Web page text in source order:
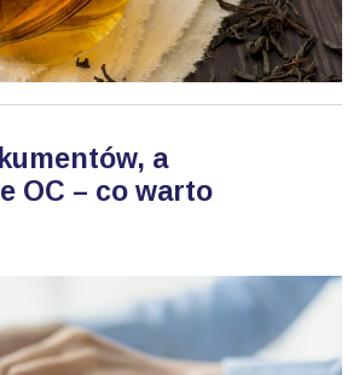
a
OC – co warto